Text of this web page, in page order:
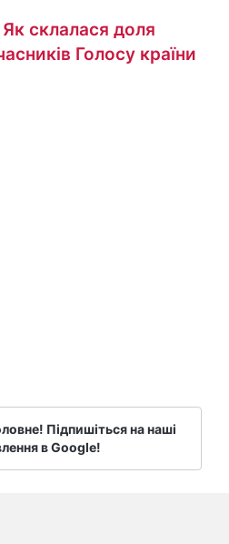
Як склалася доля
Голосу країни
Підпишіться на наші
в Google!